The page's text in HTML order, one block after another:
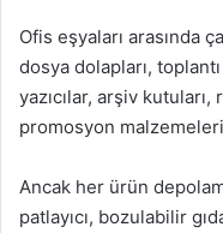
Ofis eşyaları arasında
dosya dolapları,
yazıcılar, arşiv
promosyon
Ancak her ürün
patlayıcı, bozulabilir